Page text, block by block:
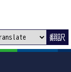
翻訳